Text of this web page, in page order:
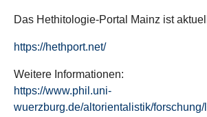
Das Hethitologie-Portal Mainz ist
https://hethport.net/
Weitere Informationen:
https://www.phil.uni-
wuerzburg.de/altorientalistik/